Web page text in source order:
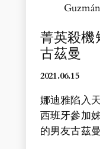
Guzmán
菁英殺機
古茲曼
2021.06.15
娜迪雅陷入
西班牙參加
的男友古茲曼